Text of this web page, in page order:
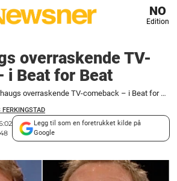
NO
Edition
overraskende TV-
i Beat for Beat
Ivar Dyrhaugs overraskende TV-comeback – i Beat for Beat
Legg til som en foretrukket kilde på
Google